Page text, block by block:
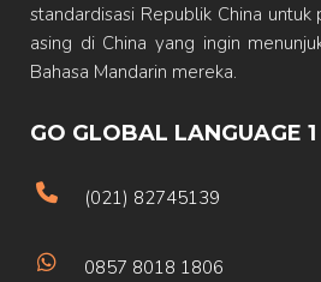
standardisasi Republik China
asing di China yang ingin
Bahasa Mandarin mereka.
GO GLOBAL LANGUAGE 1
(021) 82745139
0857 8018 1806